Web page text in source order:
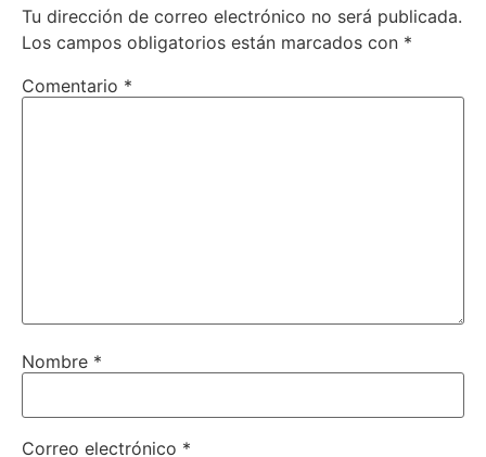
Tu dirección de correo electrónico no será publicada.
Los campos obligatorios están marcados con *
Comentario *
Nombre *
Correo electrónico *